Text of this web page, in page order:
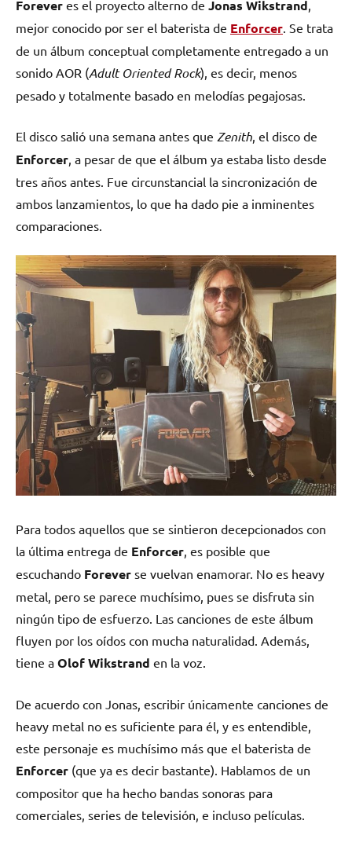
Forever es el proyecto alterno de Jonas Wikstrand
mejor conocido por ser el baterista de Enforcer . Se trata
de un álbum conceptual completamente entregado a un
sonido AOR (Adult Oriented Rock), es decir, menos
pesado y totalmente basado en melodías pegajosas.
El disco salió una semana antes que Zenith , el disco de
Enforcer , a pesar de que el álbum ya estaba listo desde
tres años antes. Fue circunstancial la sincronización de
ambos lanzamientos, lo que ha dado pie a inminentes
comparaciones.
Para todos aquellos que se sintieron decepcionados con
la última entrega de Enforcer , es posible que
escuchando Forever se vuelvan enamorar. No es heavy
metal, pero se parece muchísimo, pues se disfruta sin
ningún tipo de esfuerzo. Las canciones de este álbum
fluyen por los oídos con mucha naturalidad. Además,
tiene a Olof Wikstrand en la voz.
De acuerdo con Jonas, escribir únicamente canciones de
heavy metal no es suficiente para él, y es entendible,
este personaje es muchísimo más que el baterista de
Enforcer (que ya es decir bastante). Hablamos de un
compositor que ha hecho bandas sonoras para
comerciales, series de televisión, e incluso películas.